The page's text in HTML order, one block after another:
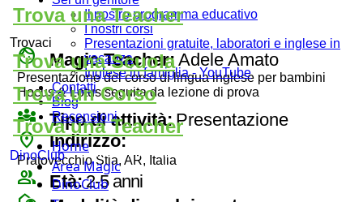
Il nostro programma educativo
I nostri corsi
Presentazioni gratuite, laboratori e inglese in
vacanza
Inglese in famiglia - YouTube
Contatti
Blog
Recensioni
Home
Area Magic
DinoClub
Trova una Teacher
Trovaci
Trova una Scuola
Trova un Corso
Trova una Teacher
DinoClub
face Magic Teacher: Adele Amato
Presentazione del corso di lingua inglese per bambini
Hocus & Lotus seguita da lezione di prova
diversity_3 Tipo di attività: Presentazione
place Indirizzo:
Pratovecchio Stia, AR, Italia
group Età:2-5 anni